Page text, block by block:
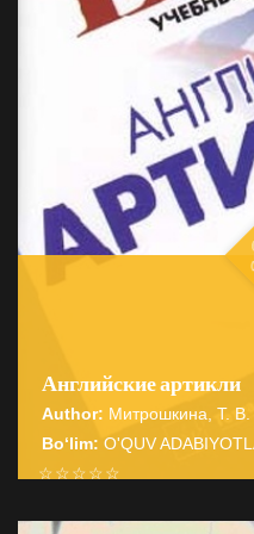
Английские артикли
Author: Митрошкина, Т. В.
Bo‘lim: O'QUV
☆
☆
☆
☆
☆
Справочник содержит